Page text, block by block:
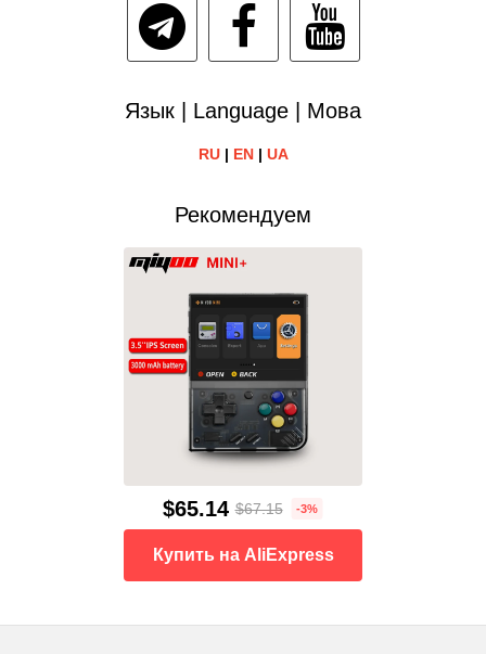
Язык | Language | Мова
RU| EN| UA
Рекомендуем
$65.14 $67.15 -3%
Купить на AliExpress